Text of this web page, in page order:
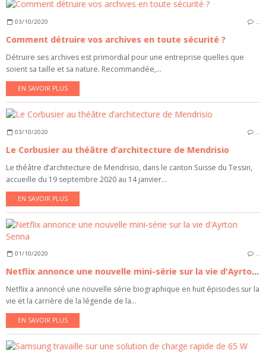
03/10/2020 …
Comment détruire vos archives en toute sécurité ?
Détruire ses archives est primordial pour une entreprise quelles que
soient sa taille et sa nature. Recommandée,...
EN SAVOIR PLUS
03/10/2020 …
Le Corbusier au théâtre d’architecture de Mendrisio
Le théâtre d’architecture de Mendrisio, dans le canton Suisse du Tessin,
accueille du 19 septembre 2020 au 14 janvier...
EN SAVOIR PLUS
01/10/2020 …
Netflix annonce une nouvelle mini-série sur la vie d'Ayrton Senna
Netflix a annoncé une nouvelle série biographique en huit épisodes sur la
vie et la carrière de la légende de la...
EN SAVOIR PLUS